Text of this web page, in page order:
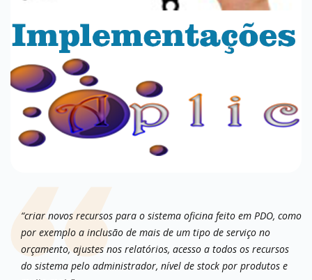
“criar novos recursos para o sistema oficina feito em PDO, como
por exemplo a inclusão de mais de um tipo de serviço no
orçamento, ajustes nos relatórios, acesso a todos os recursos
do sistema pelo administrador, nível de stock por produtos e